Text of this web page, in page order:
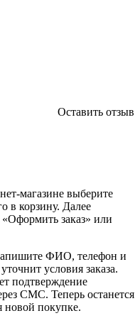
Оставить отзыв
магазине выберите
в корзину. Далее
заказ» или
ФИО, телефон и
условия заказа.
подтверждение
СМС. Теперь останется
новой покупке.